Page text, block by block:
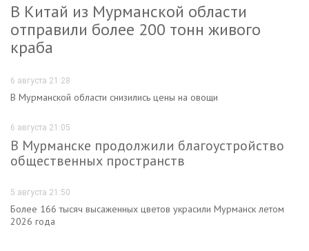
В Китай из Мурманской области
отправили более 200 тонн живого
краба
6 августа 21:28
В Мурманской области снизились цены на овощи
6 августа 21:05
В Мурманске продолжили благоустройство
общественных пространств
5 августа 21:50
Более 166 тысяч высаженных цветов украсили Мурманск летом
2026 года